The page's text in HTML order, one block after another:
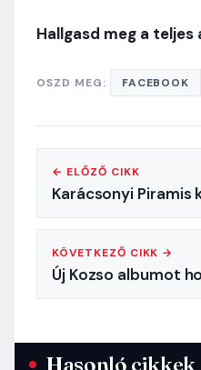
Hallgasd meg a
OSZD MEG: FACEBOOK
← ELŐZŐ CIKK
Karácsonyi Piramis
KÖVETKEZŐ CIKK →
Új Kozso albumot
Hasonló cikkek